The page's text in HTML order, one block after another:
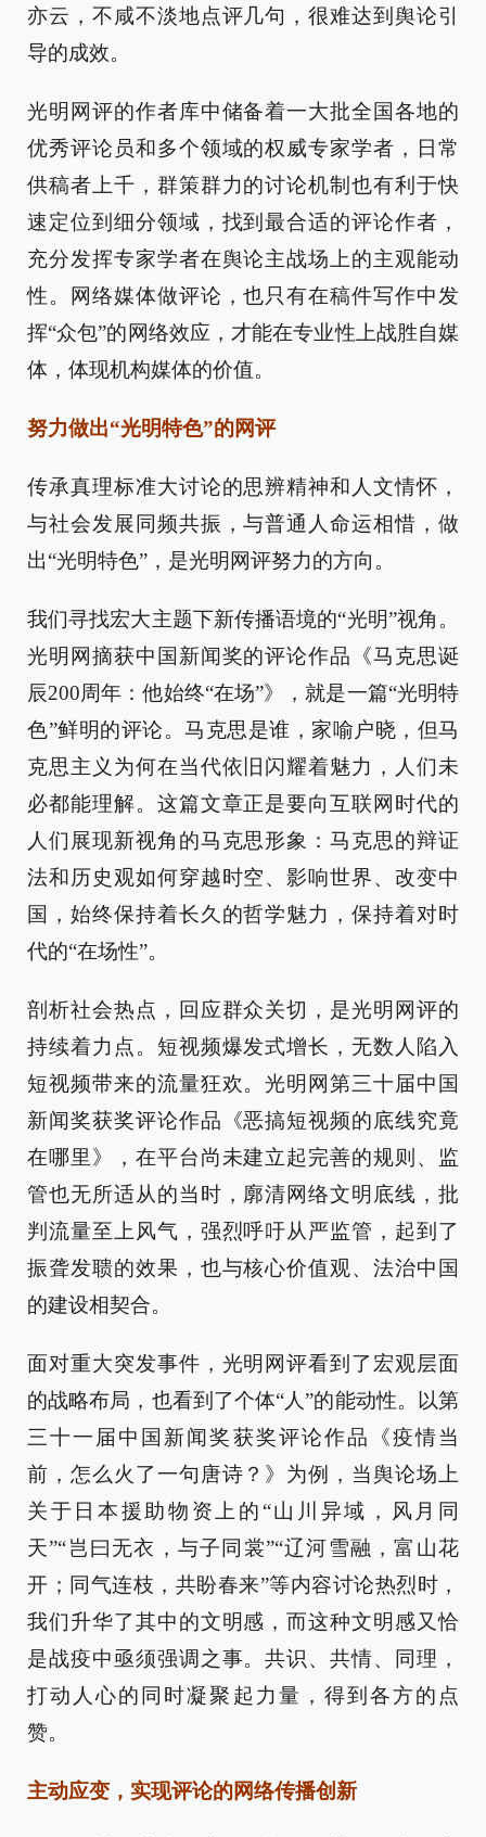
亦云，不咸不淡地点评几句，很难达到舆论引
导的成效。
光明网评的作者库中储备着一大批全国各地的
优秀评论员和多个领域的权威专家学者，日常
供稿者上千，群策群力的讨论机制也有利于快
速定位到细分领域，找到最合适的评论作者，
充分发挥专家学者在舆论主战场上的主观能动
性。网络媒体做评论，也只有在稿件写作中发
挥“众包”的网络效应，才能在专业性上战胜自媒
体，体现机构媒体的价值。
努力做出“光明特色”的网评
传承真理标准大讨论的思辨精神和人文情怀，
与社会发展同频共振，与普通人命运相惜，做
出“光明特色”，是光明网评努力的方向。
我们寻找宏大主题下新传播语境的“光明”视角。
光明网摘获中国新闻奖的评论作品《马克思诞
辰200周年：他始终“在场”》，就是一篇“光明特
色”鲜明的评论。马克思是谁，家喻户晓，但马
克思主义为何在当代依旧闪耀着魅力，人们未
必都能理解。这篇文章正是要向互联网时代的
人们展现新视角的马克思形象：马克思的辩证
法和历史观如何穿越时空、影响世界、改变中
国，始终保持着长久的哲学魅力，保持着对时
代的“在场性”。
剖析社会热点，回应群众关切，是光明网评的
持续着力点。短视频爆发式增长，无数人陷入
短视频带来的流量狂欢。光明网第三十届中国
新闻奖获奖评论作品《恶搞短视频的底线究竟
在哪里》，在平台尚未建立起完善的规则、监
管也无所适从的当时，廓清网络文明底线，批
判流量至上风气，强烈呼吁从严监管，起到了
振聋发聩的效果，也与核心价值观、法治中国
的建设相契合。
面对重大突发事件，光明网评看到了宏观层面
的战略布局，也看到了个体“人”的能动性。以第
三十一届中国新闻奖获奖评论作品《疫情当
前，怎么火了一句唐诗？》为例，当舆论场上
关于日本援助物资上的“山川异域，风月同
天”“岂曰无衣，与子同裳”“辽河雪融，富山花
开；同气连枝，共盼春来”等内容讨论热烈时，
我们升华了其中的文明感，而这种文明感又恰
是战疫中亟须强调之事。共识、共情、同理，
打动人心的同时凝聚起力量，得到各方的点
赞。
主动应变，实现评论的网络传播创新